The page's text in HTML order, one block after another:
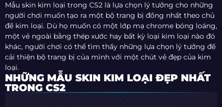
Mẫu skin kim loại trong CS2 là lựa chọn lý tưởng cho những
người chơi muốn tạo ra một bộ trang bị đồng nhất theo chủ
đề kim loại. Dù họ muốn có một lớp mạ chrome bóng loáng,
một vẻ ngoài bằng thép xước hay bất kỳ loại kim loại nào đó
khác, người chơi có thể tìm thấy những lựa chọn lý tưởng để
cải thiện bộ trang bị của mình với một chút vẻ đẹp của kim
loại.
NHỮNG MẪU SKIN KIM LOẠI ĐẸP NHẤT
TRONG CS2